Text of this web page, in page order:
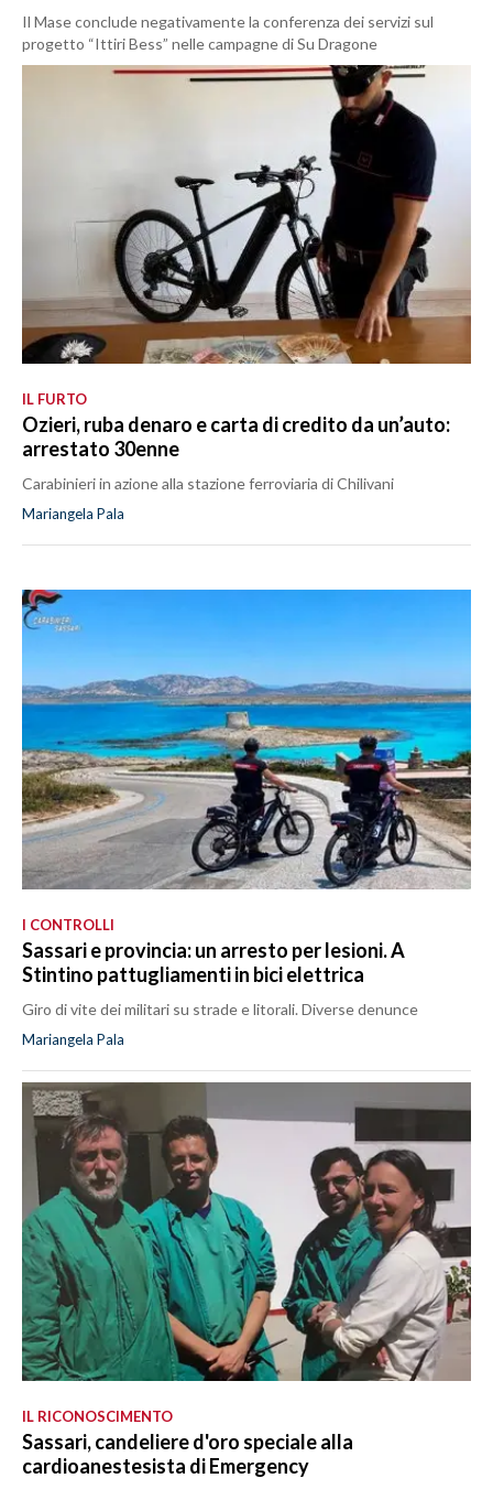
Il Mase conclude negativamente la conferenza dei servizi sul
progetto “Ittiri Bess” nelle campagne di Su Dragone
IL FURTO
Ozieri, ruba denaro e carta di credito da un’auto:
arrestato 30enne
Carabinieri in azione alla stazione ferroviaria di Chilivani
Mariangela Pala
I CONTROLLI
Sassari e provincia: un arresto per lesioni. A
Stintino pattugliamenti in bici elettrica
Giro di vite dei militari su strade e litorali. Diverse denunce
Mariangela Pala
IL RICONOSCIMENTO
Sassari, candeliere d'oro speciale alla
cardioanestesista di Emergency